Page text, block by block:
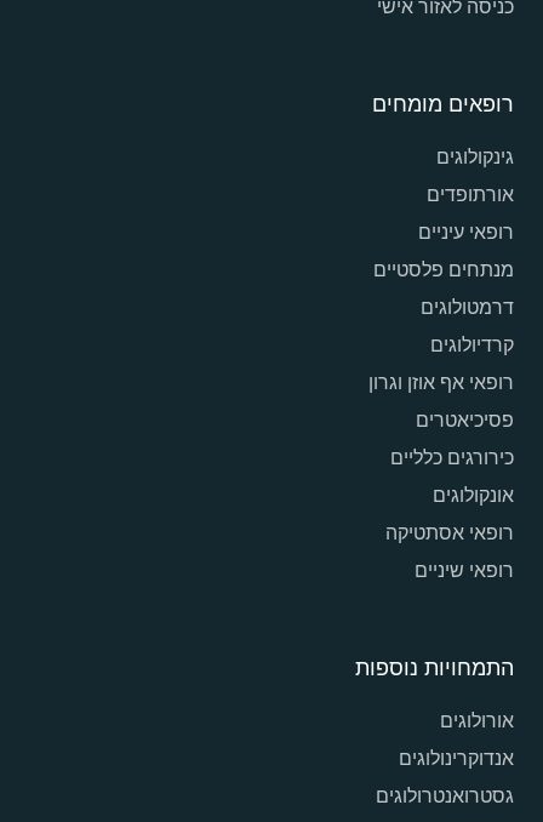
כניסה לאזור אישי
רופאים מומחים
גינקולוגים
אורתופדים
רופאי עיניים
מנתחים פלסטיים
דרמטולוגים
קרדיולוגים
רופאי אף אוזן וגרון
פסיכיאטרים
כירורגים כלליים
אונקולוגים
רופאי אסתטיקה
רופאי שיניים
התמחויות נוספות
אורולוגים
אנדוקרינולוגים
גסטרואנטרולוגים